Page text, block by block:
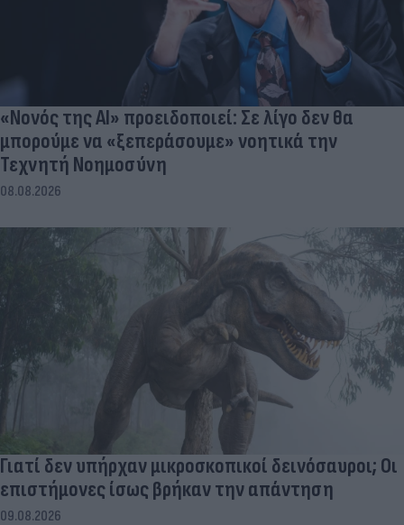
«Νονός της AI» προειδοποιεί: Σε λίγο δεν θα
μπορούμε να «ξεπεράσουμε» νοητικά την
Τεχνητή Νοημοσύνη
08.08.2026
Γιατί δεν υπήρχαν μικροσκοπικοί δεινόσαυροι; Οι
επιστήμονες ίσως βρήκαν την απάντηση
09.08.2026